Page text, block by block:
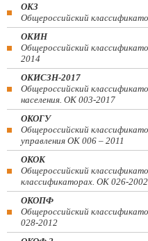
ОКЗ
Общероссийский
ОКИН
Общероссийский
2014
ОКИСЗН-2017
Общероссийский
населения. ОК 003-2017
ОКОГУ
Общероссийский
управления ОК 006 – 2011
ОКОК
Общероссийский
классификаторах. ОК 026-2002
ОКОПФ
Общероссийский
028-2012